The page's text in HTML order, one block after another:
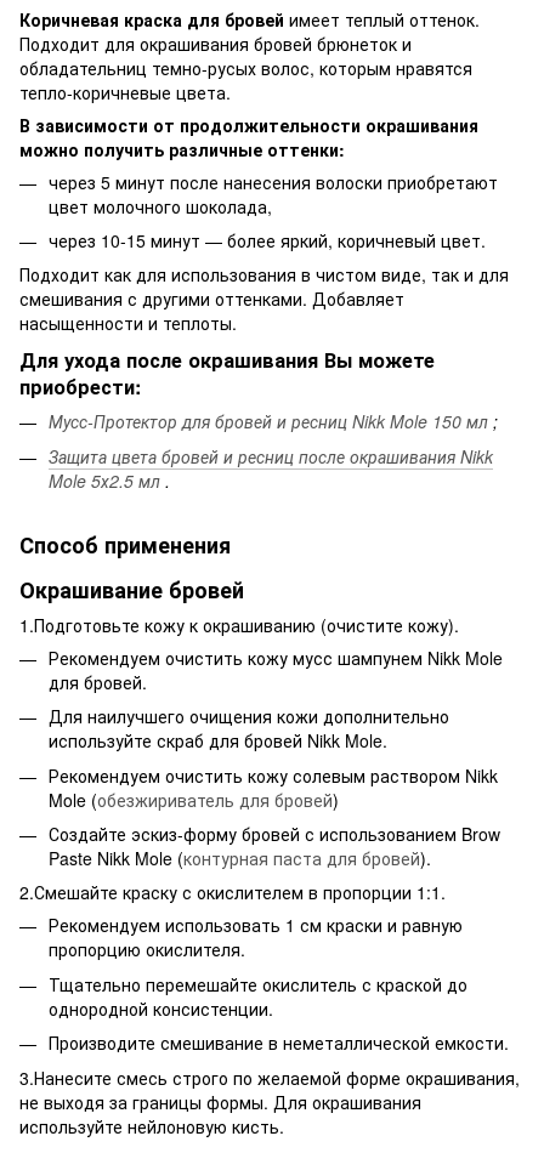
Коричневая краска для бровей имеет теплый оттенок.
Подходит для окрашивания бровей брюнеток и
обладательниц темно-русых волос, которым нравятся
тепло-коричневые цвета.
В зависимости от продолжительности окрашивания
можно получить различные оттенки:
через 5 минут после нанесения волоски приобретают
цвет молочного шоколада,
через 10-15 минут — более яркий, коричневый цвет.
Подходит как для использования в чистом виде, так и для
смешивания с другими оттенками. Добавляет
насыщенности и теплоты.
Для ухода после окрашивания Вы можете
приобрести:
Мусс-Протектор для бровей и ресниц Nikk Mole 150 мл ;
Защита цвета бровей и ресниц после окрашивания Nikk
Mole 5х2.5 мл .
Способ применения
Окрашивание бровей
1.Подготовьте кожу к окрашиванию (очистите кожу).
Рекомендуем очистить кожу мусс шампунем Nikk Mole
для бровей.
Для наилучшего очищения кожи дополнительно
используйте скраб для бровей Nikk Mole.
Рекомендуем очистить кожу солевым раствором Nikk
Mole (обезжириватель для бровей)
Создайте эскиз-форму бровей с использованием Brow
Paste Nikk Mole (контурная паста для бровей).
2.Смешайте краску с окислителем в пропорции 1:1.
Рекомендуем использовать 1 см краски и равную
пропорцию окислителя.
Тщательно перемешайте окислитель с краской до
однородной консистенции.
Производите смешивание в неметаллической емкости.
3.Нанесите смесь строго по желаемой форме окрашивания,
не выходя за границы формы. Для окрашивания
используйте нейлоновую кисть.